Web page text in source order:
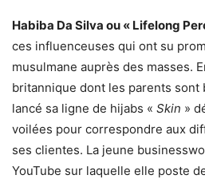
Habiba Da Silva ou « Lifelong
ces influenceuses qui ont su
musulmane auprès des masses.
britannique dont les parents sont
lancé sa ligne de hijabs « Skin »
voilées pour correspondre aux
ses clientes. La jeune
YouTube sur laquelle elle poste